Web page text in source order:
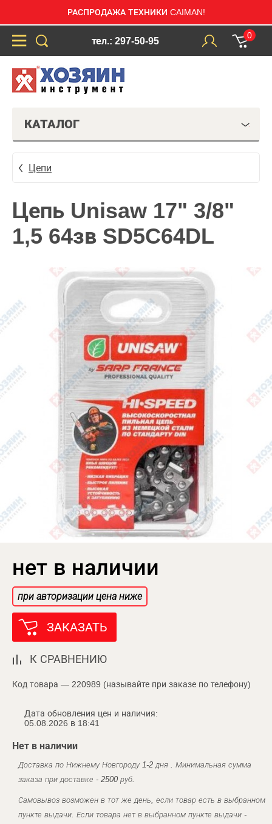
РАСПРОДАЖА ТЕХНИКИ CAIMAN!
тел.: 297-50-95
0
КАТАЛОГ
Цепи
Цепь Unisaw 17" 3/8"
1,5 64зв SD5C64DL
нет в наличии
при авторизации цена ниже
ЗАКАЗАТЬ
К СРАВНЕНИЮ
Код товара — 220989 (называйте при заказе по телефону)
Дата обновления цен и наличия:
05.08.2026 в 18:41
Нет в наличии
Доставка по Нижнему Новгороду 1-2 дня . Минимальная сумма
заказа при доставке - 2500 руб.
Самовывоз возможен в тот же день, если товар есть в выбранном
пункте выдачи. Если товара нет в выбранном пункте выдачи -